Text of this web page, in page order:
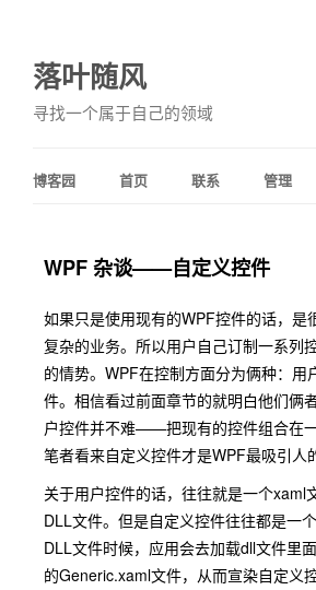
落叶随风
寻找一个属于自己的领域
博客园 首页 联系 管理
WPF 杂谈——自定义控件
如果只是使用现有的WPF控件的话，是
复杂的业务。所以用户自己订制一系列
的情势。WPF在控制方面分为俩种：用
件。相信看过前面章节的就明白他们俩
户控件并不难——把现有的控件组合在
笔者看来自定义控件才是WPF最吸引人
关于用户控件的话，往往就是一个xaml
DLL文件。但是自定义控件往往都是一
DLL文件时候，应用会去加载dll文件里
的Generic.xaml文件，从而宣染自定义